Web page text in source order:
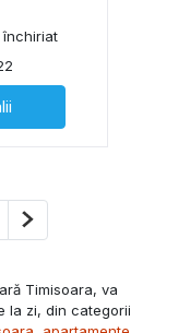
închiriat
Pagina următoare
Timisoara, va
la zi, din categorii